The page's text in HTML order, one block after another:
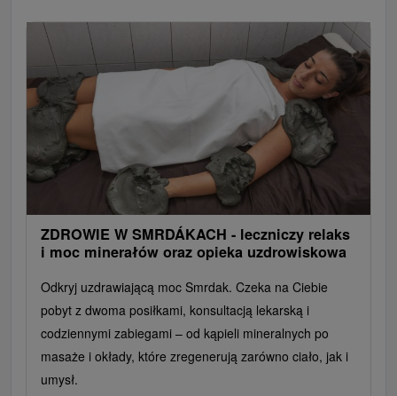
ZDROWIE W SMRDÁKACH - leczniczy relaks
i moc minerałów oraz opieka uzdrowiskowa
Odkryj uzdrawiającą moc Smrdak. Czeka na Ciebie
pobyt z dwoma posiłkami, konsultacją lekarską i
codziennymi zabiegami – od kąpieli mineralnych po
masaże i okłady, które zregenerują zarówno ciało, jak i
umysł.